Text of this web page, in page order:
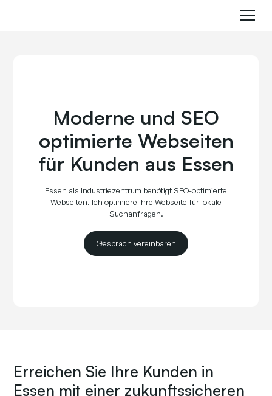
Moderne und SEO
optimierte Webseiten
für Kunden aus Essen
Essen als Industriezentrum benötigt SEO-optimierte
Webseiten. Ich optimiere Ihre Webseite für lokale
Suchanfragen.
Gespräch vereinbaren
Erreichen Sie Ihre Kunden in
Essen mit einer zukunftssicheren